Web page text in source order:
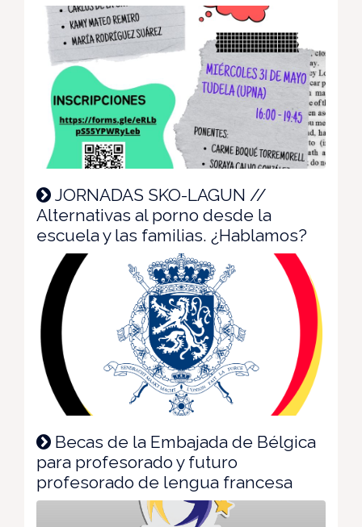
JORNADAS SKO-LAGUN //
Alternativas al porno desde la
escuela y las familias. ¿Hablamos?
Becas de la Embajada de Bélgica
para profesorado y futuro
profesorado de lengua francesa